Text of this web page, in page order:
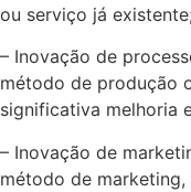
ou serviço já
– Inovação de
método de produção
significativa melhoria
– Inovação de
método de